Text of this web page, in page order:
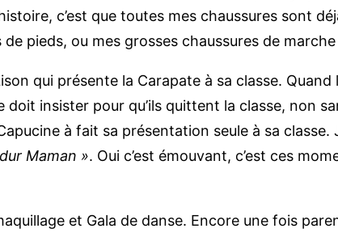
c’est que toutes mes chaussures sont
pieds, ou mes grosses chaussures de
qui présente la Carapate à sa classe. Quand
insister pour qu’ils quittent la classe, non
à fait sa présentation seule à sa
Maman ». Oui c’est émouvant, c’est ces
et Gala de danse. Encore une fois